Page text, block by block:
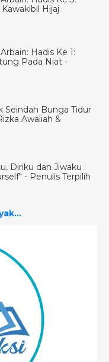
Hijaj
Hadis Ke 1:
Pada Niat -
Seindah Bunga Tidur
Awaliah &
Diriku dan Jiwaku :
- Penulis Terpilih